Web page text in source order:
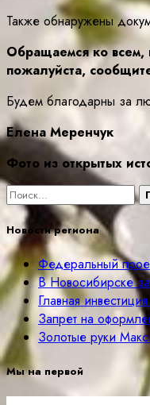
Также обнаружены
Обращаемся ко всем,
пожалуйста,
Будем благодарны за
Елена Меренчук
Фото из открытых
Найти:
Новости региона
Федеральный
В Новосибирске
Главная
Запрет на
Золотые руки
Мы на первой